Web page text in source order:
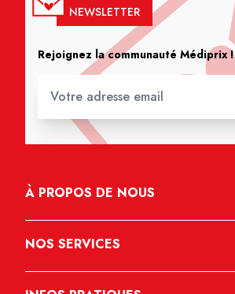
NEWSLETTER
Rejoignez la communauté Médiprix !
À PROPOS DE NOUS
NOS SERVICES